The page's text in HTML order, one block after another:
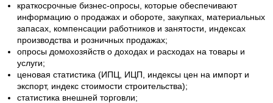
краткосрочные бизнес-опросы, которые обеспечивают
информацию о продажах и обороте, закупках, материальных
запасах, компенсации работников и занятости, индексах
производства и розничных продажах;
опросы домохозяйств о доходах и расходах на товары и
услуги;
ценовая статистика (ИПЦ, ИЦП, индексы цен на импорт и
экспорт, индекс стоимости строительства);
статистика внешней торговли;